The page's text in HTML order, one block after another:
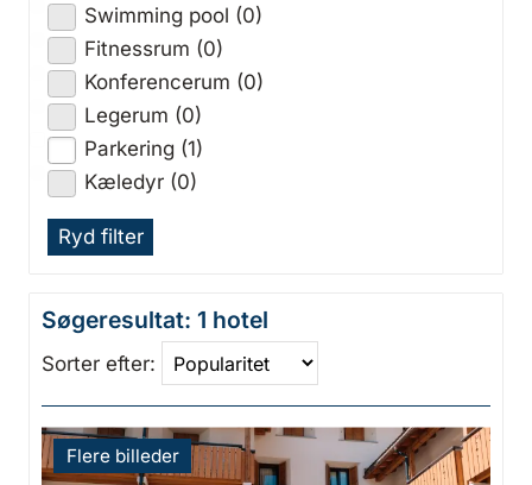
Swimming pool (0)
Fitnessrum (0)
Konferencerum (0)
Legerum (0)
Parkering (1)
Kæledyr (0)
Ryd filter
Søgeresultat: 1 hotel
Sorter efter:
Flere billeder